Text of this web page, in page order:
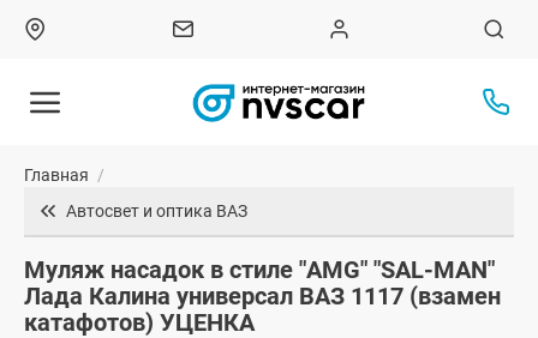
Главная /
Автосвет и оптика ВАЗ
Муляж насадок в стиле "AMG" "SAL-MAN"
Лада Калина универсал ВАЗ 1117 (взамен
катафотов) УЦЕНКА